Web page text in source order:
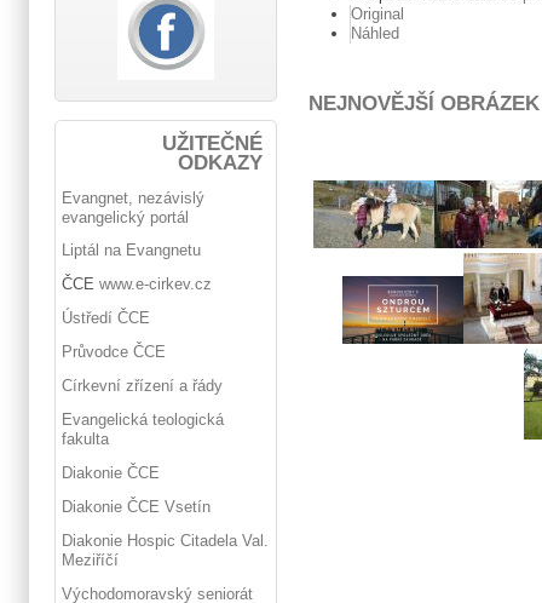
Original
Náhled
NEJNOVĚJŠÍ OBRÁZEK
UŽITEČNÉ
ODKAZY
Evangnet, nezávislý
evangelický portál
Liptál na Evangnetu
ČCE www.e-cirkev.cz
Ústředí ČCE
Průvodce ČCE
Církevní zřízení a řády
Evangelická teologická
fakulta
Diakonie ČCE
Diakonie ČCE Vsetín
Diakonie Hospic Citadela Val.
Meziříčí
Východomoravský seniorát